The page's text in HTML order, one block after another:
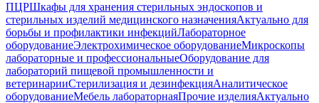
ПЦРШкафы для хранения стерильных эндоскопов и
стерильных изделий медицинского назначенияАктуально для
борьбы и профилактики инфекцийЛабораторное
оборудованиеЭлектрохимическое оборудованиеМикроскопы
лабораторные и профессиональныеОборудование для
лабораторий пищевой промышленности и
ветеринарииСтерилизация и дезинфекцияАналитическое
оборудованиеМебель лабораторнаяПрочие изделияАктуально